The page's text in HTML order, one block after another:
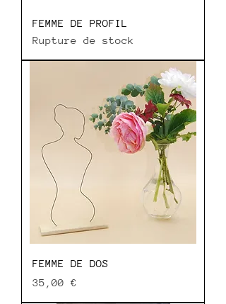
FEMME DE PROFIL
Rupture de stock
FEMME DE DOS
Prix
35,00 €